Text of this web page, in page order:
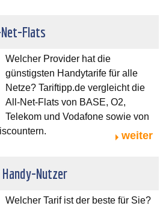
Flats
Welcher Provider hat die
günstigsten Handytarife für alle
Netze? Tariftipp.de vergleicht die
All-Net-Flats von BASE, O2,
Telekom und Vodafone sowie von
weiter
Nutzer
Welcher Tarif ist der beste für Sie?